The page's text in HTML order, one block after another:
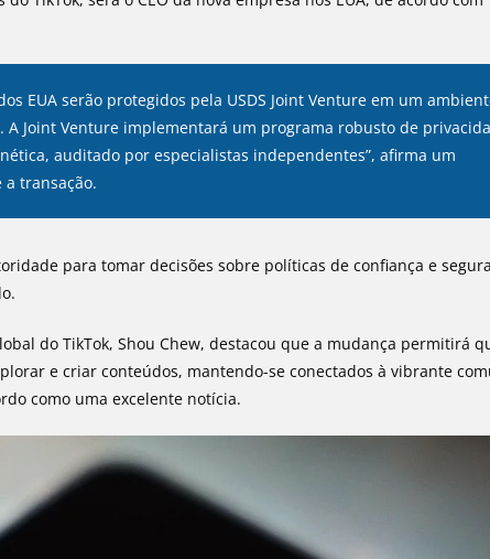
EUA serão protegidos pela USDS Joint Venture em um
A Joint Venture implementará um programa robusto de
auditado por especialistas independentes”, afirma um
transação.
para tomar decisões sobre políticas de confiança e
do TikTok, Shou Chew, destacou que a mudança permitirá
e criar conteúdos, mantendo-se conectados à vibrante
como uma excelente notícia.